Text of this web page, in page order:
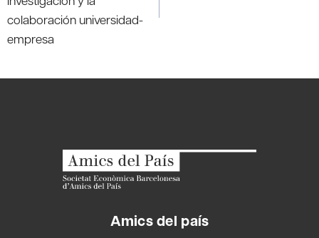
colaboración universidad-
empresa
Amics del país